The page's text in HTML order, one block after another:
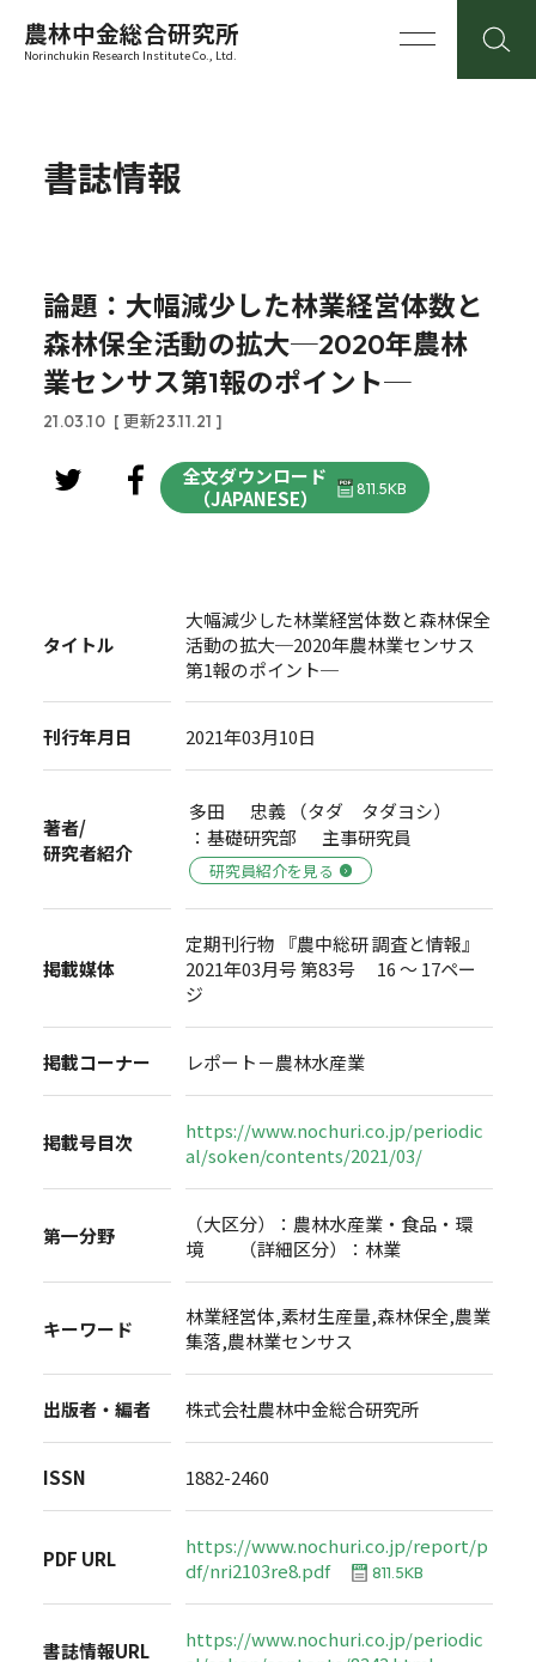
農林中金総合研究所
Norinchukin Research Institute Co., Ltd.
書誌情報
論題：大幅減少した林業経営体数と
森林保全活動の拡大─2020年農林
業センサス第1報のポイント─
21.03.10 [ 更新23.11.21 ]
全文ダウンロード
（JAPANESE）
811.5KB
タイトル
大幅減少した林業経営体数と森林保全
活動の拡大─2020年農林業センサス
第1報のポイント─
刊行年月日 2021年03月10日
著者/
研究者紹介
多田 忠義 （タダ タダヨシ）
：基礎研究部 主事研究員
研究員紹介を見る
掲載媒体
定期刊行物 『農中総研 調査と情報』
2021年03月号 第83号 16 ～ 17ペー
ジ
掲載コーナー レポート－農林水産業
掲載号目次
https://www.nochuri.co.jp/periodic
al/soken/contents/2021/03/
第一分野
（大区分）：農林水産業・食品・環
境 （詳細区分）：林業
キーワード
林業経営体,素材生産量,森林保全,農業
集落,農林業センサス
出版者・編者 株式会社農林中金総合研究所
ISSN 1882-2460
PDF URL
https://www.nochuri.co.jp/report/p
df/nri2103re8.pdf
811.5KB
書誌情報URL
https://www.nochuri.co.jp/periodic